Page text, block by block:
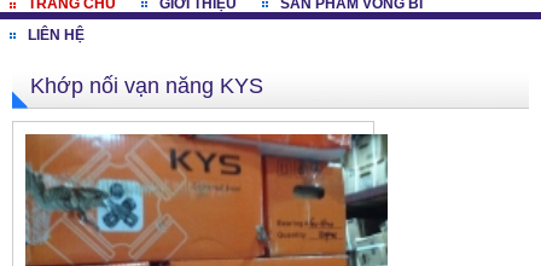
TRANG CHỦ GIỚI THIỆU
SẢN PHẨM VÒNG BI
LIÊN HỆ
Khớp nối vạn năng KYS